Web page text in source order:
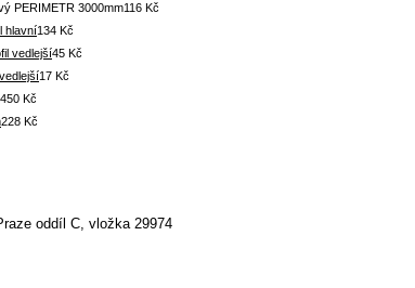
PERIMETR 3000mm116 Kč
hlavní134 Kč
vedlejší45 Kč
17 Kč
450 Kč
228 Kč
oddíl C, vložka 29974